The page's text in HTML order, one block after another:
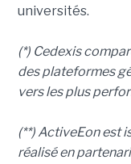
universités.
(*) Cedexis
des plateformes
vers les plus
(**) ActiveEon est
réalisé en